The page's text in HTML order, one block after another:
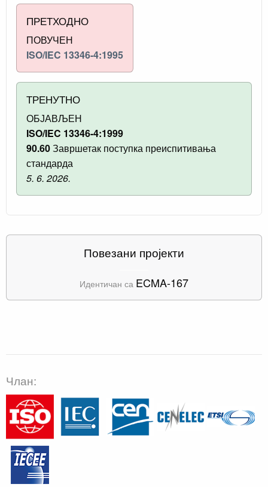
ПРЕТХОДНО
ПОВУЧЕН
ISO/IEC 13346-4:1995
ТРЕНУТНО
ОБЈАВЉЕН
ISO/IEC 13346-4:1999
90.60Завршетак поступка преиспитивања
стандарда
5. 6. 2026.
Повезани пројекти
Идентичан са ECMA-167
Члан: